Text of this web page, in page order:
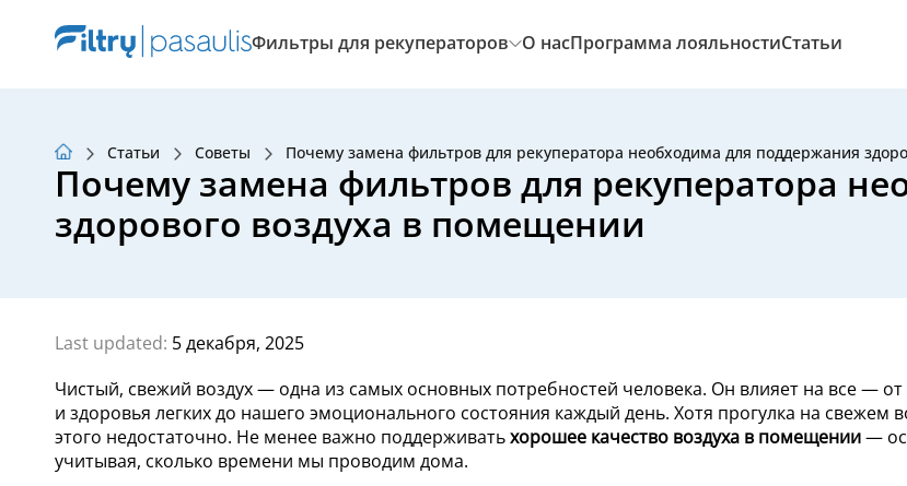
Фильтры для рекуператоров О насПрограмма лояльностиСтатьи
Программа лояльности
Статьи Советы Почему замена фильтров для рекуператора необходима для поддержания
Почему замена фильтров для рекуператора
здорового воздуха в помещении
Last updated: 5 декабря, 2025
Чистый, свежий воздух — одна из самых основных потребностей человека. Он влияет на все —
и здоровья легких до нашего эмоционального состояния каждый день. Хотя прогулка на свежем
этого недостаточно. Не менее важно поддерживатьхорошее качество воздуха в помещении—
учитывая, сколько времени мы проводим дома.